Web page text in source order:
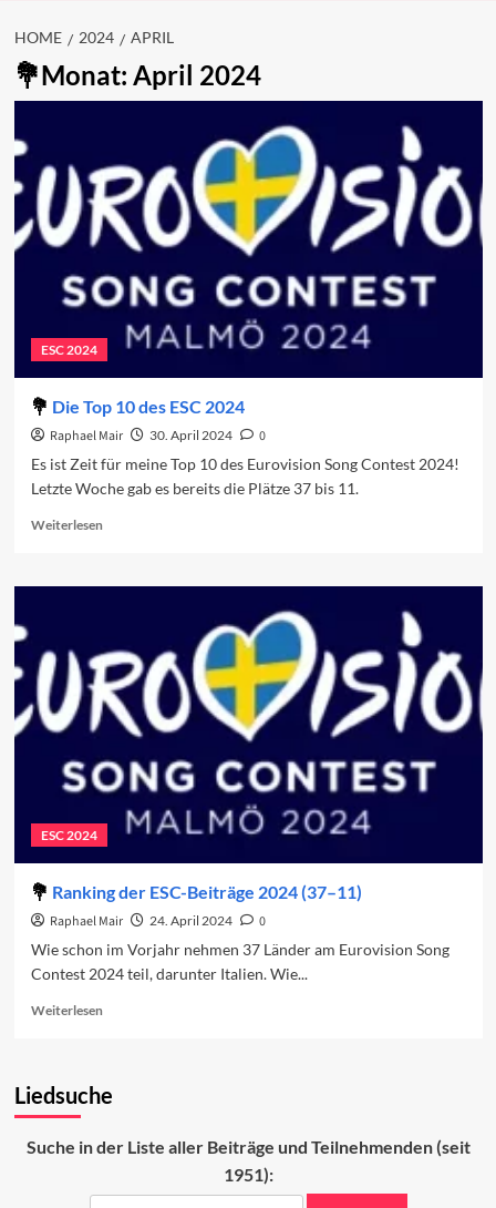
HOME 2024 APRIL
Monat: April 2024
ESC 2024
Die Top 10 des ESC 2024
Raphael Mair 30. April 2024
0
Es ist Zeit für meine Top 10 des Eurovision Song Contest 2024!
Letzte Woche gab es bereits die Plätze 37 bis 11.
WeiterlesenRead
Die
des
ESC
2024
ESC 2024
Ranking der ESC-Beiträge 2024 (37–11)
Raphael Mair 24. April 2024
0
Wie schon im Vorjahr nehmen 37 Länder am Eurovision Song
Contest 2024 teil, darunter Italien. Wie...
WeiterlesenRead
der
2024
11)
Liedsuche
Suche in der Liste aller Beiträge und Teilnehmenden (seit
1951):